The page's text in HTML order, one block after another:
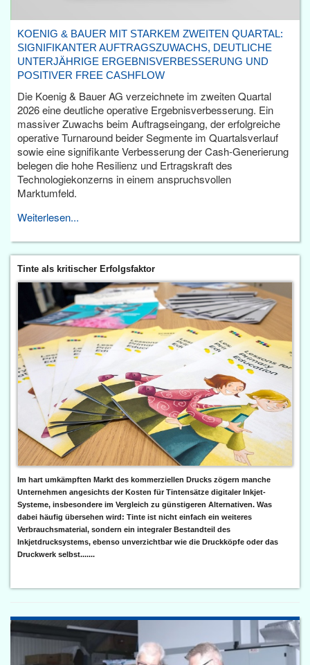
KOENIG & BAUER MIT STARKEM ZWEITEN QUARTAL:
SIGNIFIKANTER AUFTRAGSZUWACHS, DEUTLICHE
UNTERJÄHRIGE ERGEBNISVERBESSERUNG UND
POSITIVER FREE CASHFLOW
Die Koenig & Bauer AG verzeichnete im zweiten Quartal
2026 eine deutliche operative Ergebnisverbesserung. Ein
massiver Zuwachs beim Auftragseingang, der erfolgreiche
operative Turnaround beider Segmente im Quartalsverlauf
sowie eine signifikante Verbesserung der Cash-Generierung
belegen die hohe Resilienz und Ertragskraft des
Technologiekonzerns in einem anspruchsvollen
Marktumfeld.
Weiterlesen...
Tinte als kritischer Erfolgsfaktor
Im hart umkämpften Markt des kommerziellen Drucks zögern manche
Unternehmen angesichts der Kosten für Tintensätze digitaler Inkjet-
Systeme, insbesondere im Vergleich zu günstigeren Alternativen. Was
dabei häufig übersehen wird: Tinte ist nicht einfach ein weiteres
Verbrauchsmaterial, sondern ein integraler Bestandteil des
Inkjetdrucksystems, ebenso unverzichtbar wie die Druckköpfe oder das
Druckwerk selbst.......